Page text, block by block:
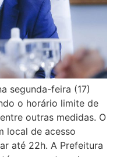
segunda-feira (17)
o horário limite de
outras medidas. O
local de acesso
até 22h. A Prefeitura